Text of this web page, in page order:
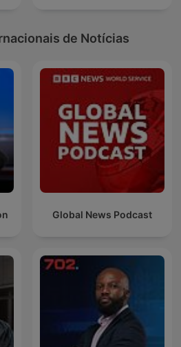
de Notícias
Global News Podcast